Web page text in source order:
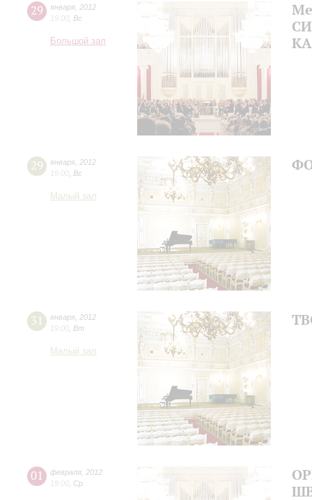
29 января 2012
19:00 Вс
Большой зал
29 января 2012
19:00 Вс
Малый зал
31 января 2012
19:00 Вт
Малый зал
01 февраля 2012
19:00 Ср